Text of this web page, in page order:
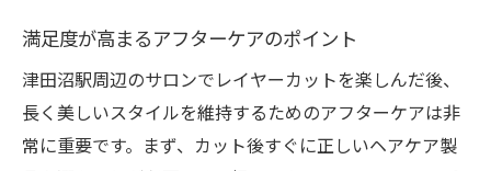
満足度が高まるアフターケアのポイント
津田沼駅周辺のサロンでレイヤーカットを楽しんだ後、
長く美しいスタイルを維持するためのアフターケアは非
常に重要です。まず、カット後すぐに正しいヘアケア製